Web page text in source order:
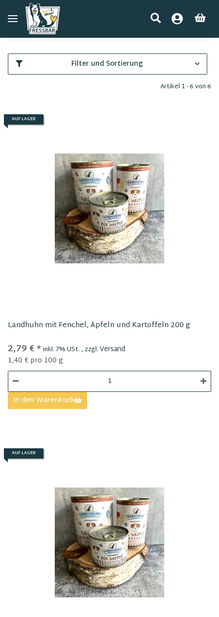
Filter und Sortierung
Artikel 1 - 6 von 6
AUF LAGER
Landhuhn mit Fenchel, Äpfeln und Kartoffeln 200 g
2,79 €*inkl. 7% USt. , zzgl.Versand
1,40 € pro 100 g
In den Warenkorb
AUF LAGER